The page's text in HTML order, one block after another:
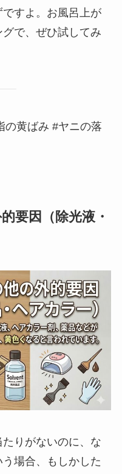
すよ。お風呂上が
で、ぜひ試してみ
の黄ばみ #ヤニの落
要因（除光液・
たりがないのに、な
場合、もしかした